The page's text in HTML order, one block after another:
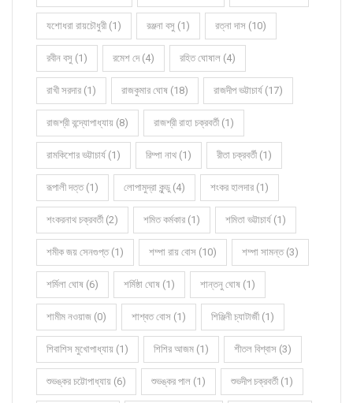
যশোধরা রায়চৌধুরী (1) রঞ্জনা বসু (1) রত্না দাস (10)
রবীন বসু (1) রমেশ দে (4) রহিত ঘোষাল (4)
রাখী সরদার (1) রাজকুমার ঘোষ (18) রাজদীপ ভট্টাচার্য (17)
রাজশ্রী বন্দ্যোপাধ্যায় (8) রাজশ্রী রাহা চক্রবর্তী (1)
রামকিশোর ভট্টাচার্য (1) রিম্পা নাথ (1) রীতা চক্রবর্তী (1)
রূপালী দত্ত (1) লোপামুদ্রা কুন্ডু (4) শংকর হালদার (1)
শংকরনাথ চক্রবর্তী (2) শমিত কর্মকার (1) শমিতা ভট্টাচার্য (1)
শমীক জয় সেনগুপ্ত (1) শম্পা রায় বোস (10) শম্পা সামন্ত (3)
শর্মিলা ঘোষ (6) শর্মিষ্ঠা ঘোষ (1) শান্তনু ঘোষ (1)
শামীম নওয়াজ (0) শাশ্বত বোস (1) শিঞ্জিনী চ্যাটার্জী (1)
শিবাশিস মুখোপাধ্যায় (1) শিশির আজম (1) শীতল বিশ্বাস (3)
শুভঙ্কর চট্টোপাধ্যায় (6) শুভঙ্কর পাল (1) শুভদীপ চক্রবর্তী (1)